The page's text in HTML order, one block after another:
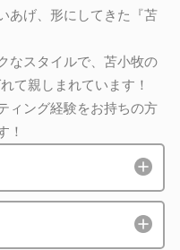
あげ、形にしてきた『苫
なスタイルで、苫小牧の
て親しまれています！
ィング経験をお持ちの方
！